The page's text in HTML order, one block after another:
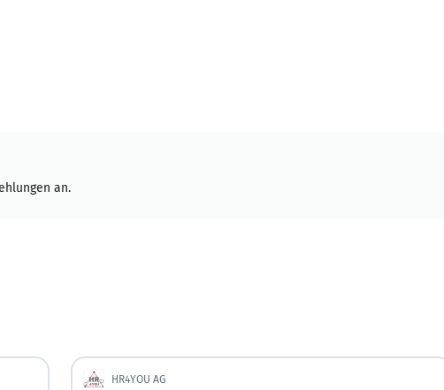
an.
HR4YOU AG